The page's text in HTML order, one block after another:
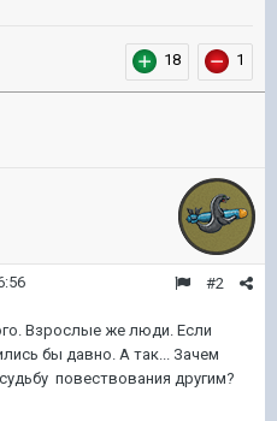
18 1
#2
Взрослые же люди. Если
бы давно. А так... Зачем
повествования другим?